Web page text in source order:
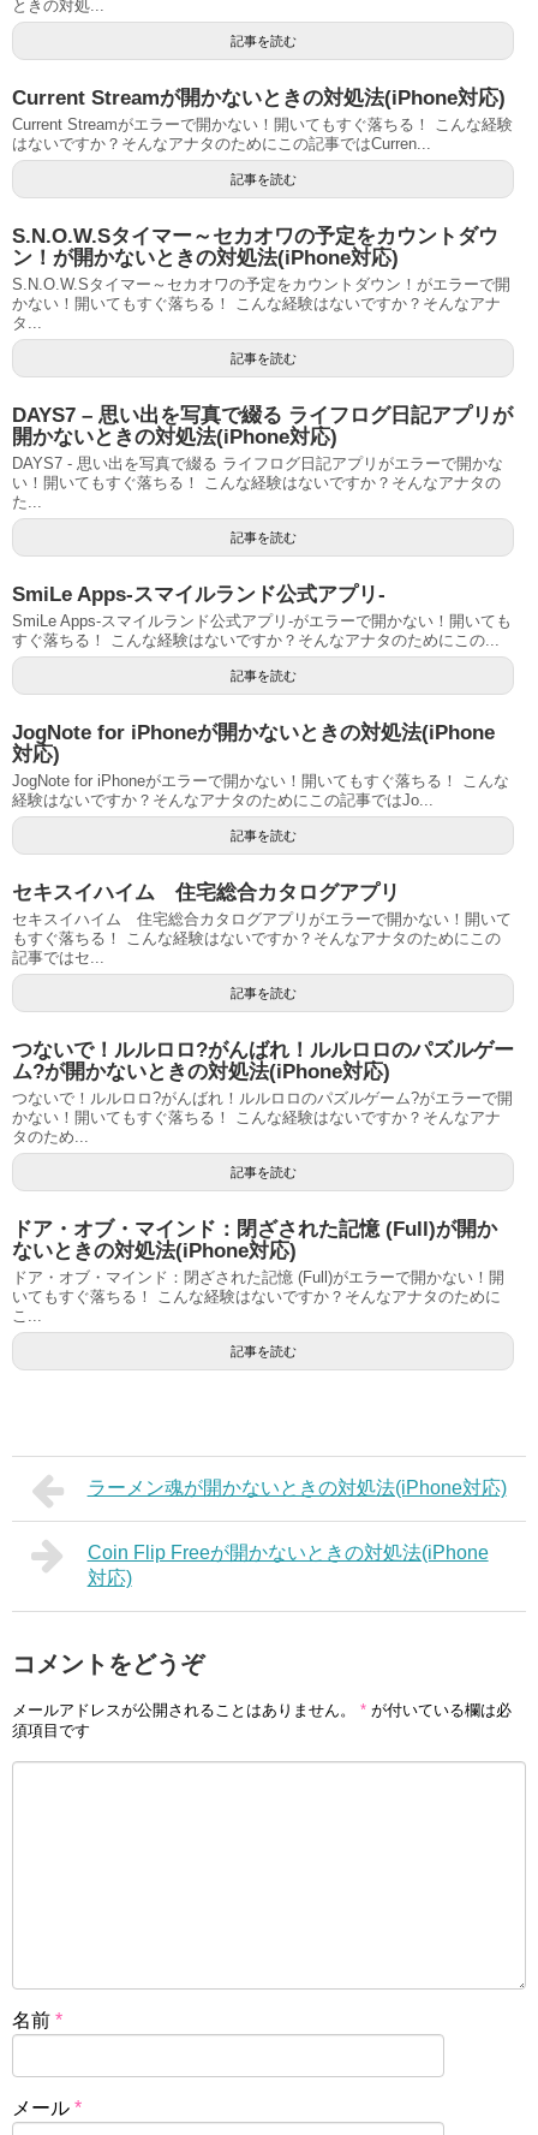
ときの対処...
記事を読む
Current Streamが開かないときの対処法(iPhone対応)
Current Streamがエラーで開かない！開いてもすぐ落ちる！ こんな経験
はないですか？そんなアナタのためにこの記事ではCurren...
記事を読む
S.N.O.W.Sタイマー～セカオワの予定をカウントダウ
ン！が開かないときの対処法(iPhone対応)
S.N.O.W.Sタイマー～セカオワの予定をカウントダウン！がエラーで開
かない！開いてもすぐ落ちる！ こんな経験はないですか？そんなアナ
タ...
記事を読む
DAYS7 – 思い出を写真で綴る ライフログ日記アプリが
開かないときの対処法(iPhone対応)
DAYS7 - 思い出を写真で綴る ライフログ日記アプリがエラーで開かな
い！開いてもすぐ落ちる！ こんな経験はないですか？そんなアナタの
た...
記事を読む
SmiLe Apps-スマイルランド公式アプリ-
SmiLe Apps-スマイルランド公式アプリ-がエラーで開かない！開いても
すぐ落ちる！ こんな経験はないですか？そんなアナタのためにこの...
記事を読む
JogNote for iPhoneが開かないときの対処法(iPhone
対応)
JogNote for iPhoneがエラーで開かない！開いてもすぐ落ちる！ こんな
経験はないですか？そんなアナタのためにこの記事ではJo...
記事を読む
セキスイハイム 住宅総合カタログアプリ
セキスイハイム 住宅総合カタログアプリがエラーで開かない！開いて
もすぐ落ちる！ こんな経験はないですか？そんなアナタのためにこの
記事ではセ...
記事を読む
つないで！ルルロロ?がんばれ！ルルロロのパズルゲー
ム?が開かないときの対処法(iPhone対応)
つないで！ルルロロ?がんばれ！ルルロロのパズルゲーム?がエラーで開
かない！開いてもすぐ落ちる！ こんな経験はないですか？そんなアナ
タのため...
記事を読む
ドア・オブ・マインド：閉ざされた記憶 (Full)が開か
ないときの対処法(iPhone対応)
ドア・オブ・マインド：閉ざされた記憶 (Full)がエラーで開かない！開
いてもすぐ落ちる！ こんな経験はないですか？そんなアナタのために
こ...
記事を読む
ラーメン魂が開かないときの対処法(iPhone対応)
Coin Flip Freeが開かないときの対処法(iPhone
対応)
コメントをどうぞ
メールアドレスが公開されることはありません。 * が付いている欄は必
須項目です
名前 *
メール *